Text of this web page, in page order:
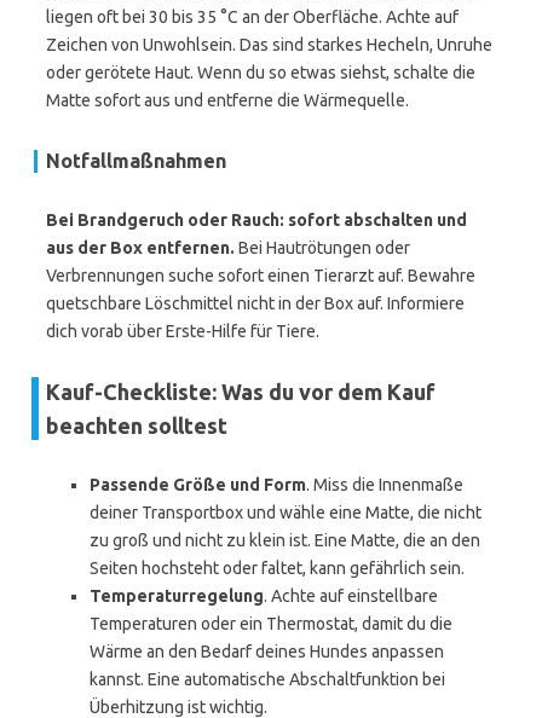
liegen oft bei 30 bis 35 °C an der Oberfläche. Achte auf
Zeichen von Unwohlsein. Das sind starkes Hecheln, Unruhe
oder gerötete Haut. Wenn du so etwas siehst, schalte die
Matte sofort aus und entferne die Wärmequelle.
Notfallmaßnahmen
Bei Brandgeruch oder Rauch: sofort abschalten und
aus der Box entfernen. Bei Hautrötungen oder
Verbrennungen suche sofort einen Tierarzt auf. Bewahre
quetschbare Löschmittel nicht in der Box auf. Informiere
dich vorab über Erste-Hilfe für Tiere.
Kauf-Checkliste: Was du vor dem Kauf
beachten solltest
Passende Größe und Form. Miss die Innenmaße
deiner Transportbox und wähle eine Matte, die nicht
zu groß und nicht zu klein ist. Eine Matte, die an den
Seiten hochsteht oder faltet, kann gefährlich sein.
Temperaturregelung. Achte auf einstellbare
Temperaturen oder ein Thermostat, damit du die
Wärme an den Bedarf deines Hundes anpassen
kannst. Eine automatische Abschaltfunktion bei
Überhitzung ist wichtig.